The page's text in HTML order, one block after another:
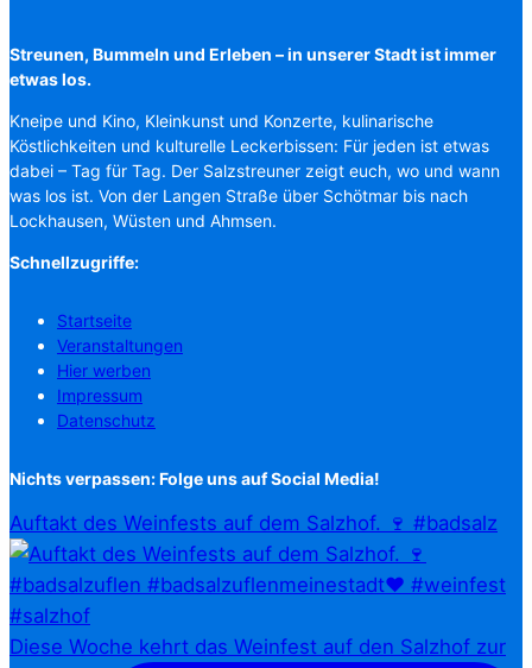
Streunen, Bummeln und Erleben – in unserer Stadt ist immer
etwas los.
Kneipe und Kino, Kleinkunst und Konzerte, kulinarische
Köstlichkeiten und kulturelle Leckerbissen: Für jeden ist etwas
dabei – Tag für Tag. Der Salzstreuner zeigt euch, wo und wann
was los ist. Von der Langen Straße über Schötmar bis nach
Lockhausen, Wüsten und Ahmsen.
Schnellzugriffe:
Startseite
Veranstaltungen
Hier werben
Impressum
Datenschutz
Nichts verpassen: Folge uns auf Social Media!
Auftakt des Weinfests auf dem Salzhof. 🍷 #badsalz
Diese Woche kehrt das Weinfest auf den Salzhof zur